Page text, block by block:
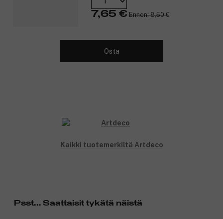
7,65 € Ennen: 8,50 €
Osta
Kaikki tuotemerkiltä Artdeco
Psst... Saattaisit tykätä näistä